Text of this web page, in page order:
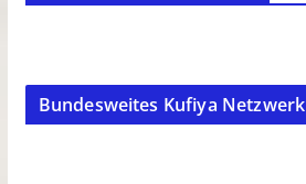
Bundesweites Kufiya Netzwerk